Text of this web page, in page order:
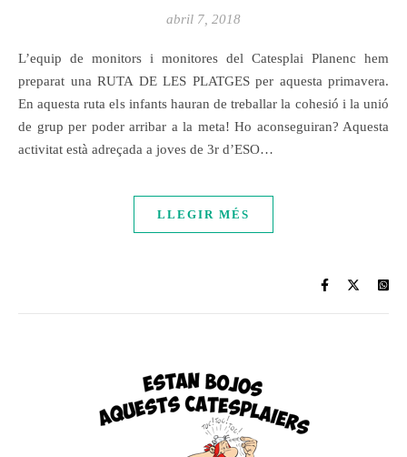
abril 7, 2018
L’equip de monitors i monitores del Catesplai Planenc hem
preparat una RUTA DE LES PLATGES per aquesta primavera.
En aquesta ruta els infants hauran de treballar la cohesió i la unió
de grup per poder arribar a la meta! Ho aconseguiran? Aquesta
activitat està adreçada a joves de 3r d’ESO…
LLEGIR MÉS